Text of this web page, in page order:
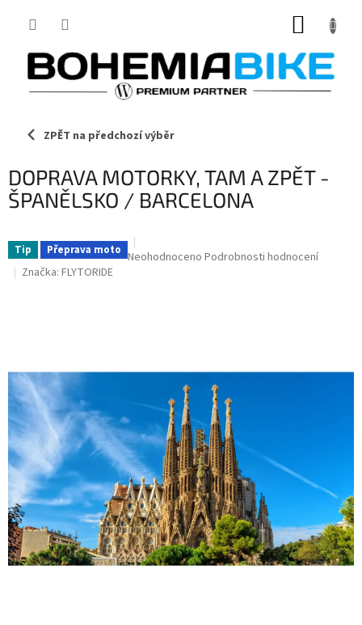
ZPĚT na předchozí výběr
DOPRAVA MOTORKY, TAM A ZPĚT -
ŠPANĚLSKO / BARCELONA
Tip Přeprava moto Průměrné
Neohodnoceno Podrobnosti hodnocení
Značka: FLYTORIDE